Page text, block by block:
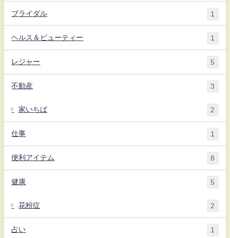
ブライダル 1
ヘルス＆ビューティー 1
レジャー 5
不動産 3
家いちば 2
仕事 1
便利アイテム 8
健康 5
花粉症 2
占い 1